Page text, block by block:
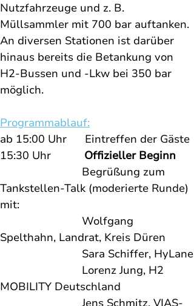
Nutzfahrzeuge und z. B.
Müllsammler mit 700 bar auftanken.
An diversen Stationen ist darüber
hinaus bereits die Betankung von
H2-Bussen und -Lkw bei 350 bar
möglich.
Programmablauf:
ab 15:00 Uhr      Eintreffen der Gäste
15:30 Uhr Offizieller Beginn
Begrüßung zum
Tankstellen-Talk (moderierte Runde)
mit:
Spelthahn, Landrat, Kreis Düren
                           Sara Schiffer, HyLane
MOBILITY Deutschland